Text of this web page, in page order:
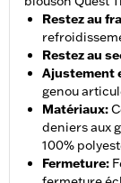
Restez au
Restez au
Ajustement
genou
Matériaux:
deniers aux
100%
Fermeture: